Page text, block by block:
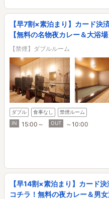
【早7割×素泊まり】カード決
【無料の名物夜カレー＆大浴場
【禁煙】ダブルルーム
ダブル 食事なし
禁煙ルーム
IN
15:00～ OUT ～10:00
【早14割×素泊まり】カード
コチラ！無料の夜カレー＆男